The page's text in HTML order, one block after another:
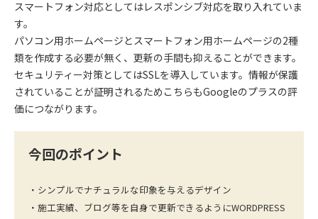
スマートフォン対応としてはレスポンシブ対応を取り入れていま
す。
パソコン用ホームページとスマートフォン用ホームページの2種
類を作成する必要が無く、更新の手間も抑えることができます。
セキュリティー対策としてはSSLを導入しています。情報が保護
されていることが証明されるためこちらもGoogleのプラスの評
価につながります。
今回のポイント
・シンプルでナチュラルな印象を与えるデザイン
・施工実績、ブログ等を自身で更新できるようにWORDPRESS